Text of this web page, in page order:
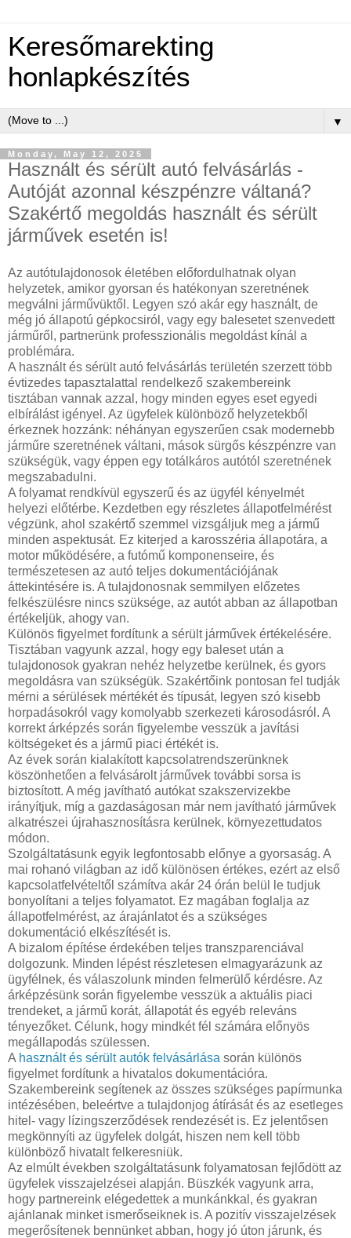
Keresőmarekting
honlapkészítés
▼
Monday, May 12, 2025
Használt és sérült autó felvásárlás -
Autóját azonnal készpénzre váltaná?
Szakértő megoldás használt és sérült
járművek esetén is!
Az autótulajdonosok életében előfordulhatnak olyan
helyzetek, amikor gyorsan és hatékonyan szeretnének
megválni járművüktől. Legyen szó akár egy használt, de
még jó állapotú gépkocsiról, vagy egy balesetet szenvedett
járműről, partnerünk professzionális megoldást kínál a
problémára.
A használt és sérült autó felvásárlás területén szerzett több
évtizedes tapasztalattal rendelkező szakembereink
tisztában vannak azzal, hogy minden egyes eset egyedi
elbírálást igényel. Az ügyfelek különböző helyzetekből
érkeznek hozzánk: néhányan egyszerűen csak modernebb
járműre szeretnének váltani, mások sürgős készpénzre van
szükségük, vagy éppen egy totálkáros autótól szeretnének
megszabadulni.
A folyamat rendkívül egyszerű és az ügyfél kényelmét
helyezi előtérbe. Kezdetben egy részletes állapotfelmérést
végzünk, ahol szakértő szemmel vizsgáljuk meg a jármű
minden aspektusát. Ez kiterjed a karosszéria állapotára, a
motor működésére, a futómű komponenseire, és
természetesen az autó teljes dokumentációjának
áttekintésére is. A tulajdonosnak semmilyen előzetes
felkészülésre nincs szüksége, az autót abban az állapotban
értékeljük, ahogy van.
Különös figyelmet fordítunk a sérült járművek értékelésére.
Tisztában vagyunk azzal, hogy egy baleset után a
tulajdonosok gyakran nehéz helyzetbe kerülnek, és gyors
megoldásra van szükségük. Szakértőink pontosan fel tudják
mérni a sérülések mértékét és típusát, legyen szó kisebb
horpadásokról vagy komolyabb szerkezeti károsodásról. A
korrekt árképzés során figyelembe vesszük a javítási
költségeket és a jármű piaci értékét is.
Az évek során kialakított kapcsolatrendszerünknek
köszönhetően a felvásárolt járművek további sorsa is
biztosított. A még javítható autókat szakszervizekbe
irányítjuk, míg a gazdaságosan már nem javítható járművek
alkatrészei újrahasznosításra kerülnek, környezettudatos
módon.
Szolgáltatásunk egyik legfontosabb előnye a gyorsaság. A
mai rohanó világban az idő különösen értékes, ezért az első
kapcsolatfelvételtől számítva akár 24 órán belül le tudjuk
bonyolítani a teljes folyamatot. Ez magában foglalja az
állapotfelmérést, az árajánlatot és a szükséges
dokumentáció elkészítését is.
A bizalom építése érdekében teljes transzparenciával
dolgozunk. Minden lépést részletesen elmagyarázunk az
ügyfélnek, és válaszolunk minden felmerülő kérdésre. Az
árképzésünk során figyelembe vesszük a aktuális piaci
trendeket, a jármű korát, állapotát és egyéb releváns
tényezőket. Célunk, hogy mindkét fél számára előnyös
megállapodás szülessen.
A használt és sérült autók felvásárlása során különös
figyelmet fordítunk a hivatalos dokumentációra.
Szakembereink segítenek az összes szükséges papírmunka
intézésében, beleértve a tulajdonjog átírását és az esetleges
hitel- vagy lízingszerződések rendezését is. Ez jelentősen
megkönnyíti az ügyfelek dolgát, hiszen nem kell több
különböző hivatalt felkeresniük.
Az elmúlt években szolgáltatásunk folyamatosan fejlődött az
ügyfelek visszajelzései alapján. Büszkék vagyunk arra,
hogy partnereink elégedettek a munkánkkal, és gyakran
ajánlanak minket ismerőseiknek is. A pozitív visszajelzések
megerősítenek bennünket abban, hogy jó úton járunk, és